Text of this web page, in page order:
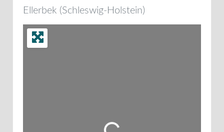
Ellerbek (Schleswig-Holstein)
Wird geladen …